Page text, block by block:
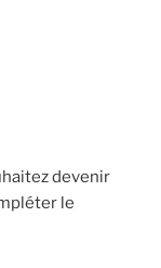
devenir
le